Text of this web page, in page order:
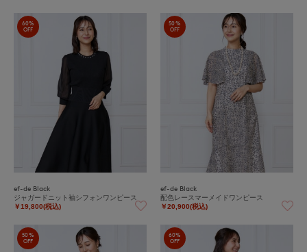
60%
OFF
ef-de Black
ジャガードニット袖シフォンワンピース
￥19,800(税込)
50%
OFF
ef-de Black
配色レースマーメイドワンピース
￥20,900(税込)
50%
OFF
60%
OFF